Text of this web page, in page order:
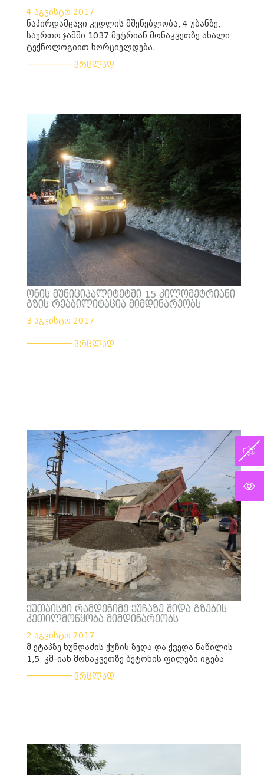
4 აგვისტო 2017
ნაპირდამცავი კედლის მშენებლობა, 4 უბანზე,
საერთო ჯამში 1037 მეტრიან მონაკვეთზე ახალი
ტექნოლოგიით ხორციელდება.
ვრცლად
ონის მუნიციპალიტეტში 15 კილომეტრიანი
გზის რეაბილიტაცია მიმდინარეობს
3 აგვისტო 2017
ვრცლად
ქუთაისში რამდენიმე ქუჩაზე შიდა გზების
კეთილმოწყობა მიმდინარეობს
2 აგვისტო 2017
მ ეტაპზე ხუნდაძის ქუჩის ზედა და ქვედა ნაწილის
1,5 კმ-იან მონაკვეთზე ბეტონის ფილები იგება
ვრცლად